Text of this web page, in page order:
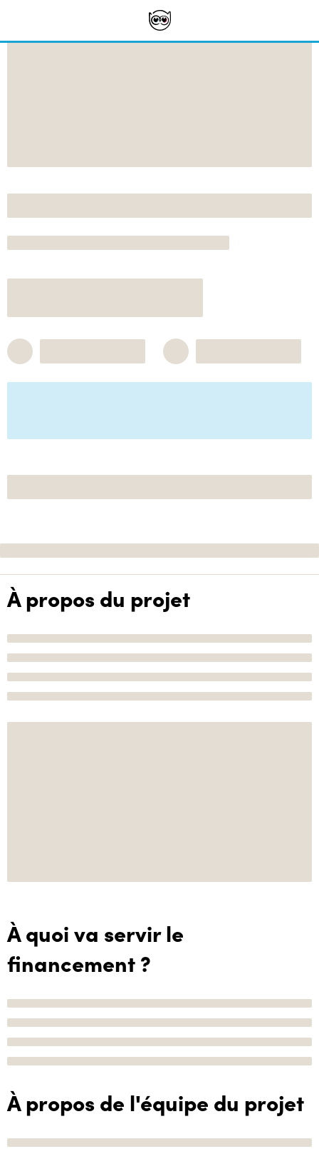
À propos du projet
À quoi va servir le
financement ?
À propos de l'équipe du projet